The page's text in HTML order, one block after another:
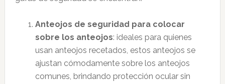
Anteojos de seguridad para colocar
sobre los anteojos: ideales para quienes
usan anteojos recetados, estos anteojos se
ajustan cómodamente sobre los anteojos
comunes, brindando protección ocular sin